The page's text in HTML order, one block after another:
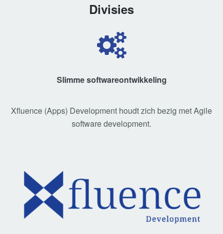
Divisies
Slimme softwareontwikkeling
Xfluence (Apps) Development houdt zich bezig met Agile
software development.